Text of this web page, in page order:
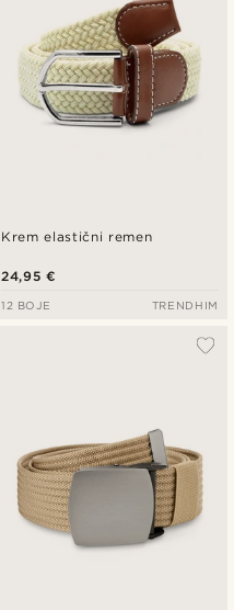
Najviša cijena
Krem elastični remen
24,95 €
12 BOJE TRENDHIM